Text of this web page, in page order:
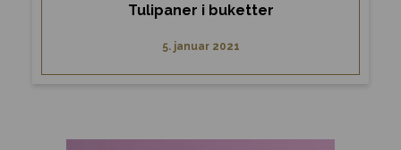
Tulipaner i buketter
5. januar 2021